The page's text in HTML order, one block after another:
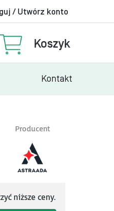
/ Utwórz konto
Koszyk
Kontakt
Producent
niższe ceny.